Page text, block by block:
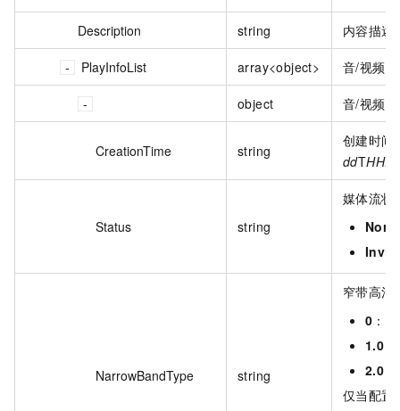
Description string 内容描述
PlayInfoList array<object> 音/视频
object 音/视频
CreationTime string
创建时间
ddT
Status string
媒体流状
NarrowBandType string
窄带高清
0 ：
1.0
2.0
仅当配置